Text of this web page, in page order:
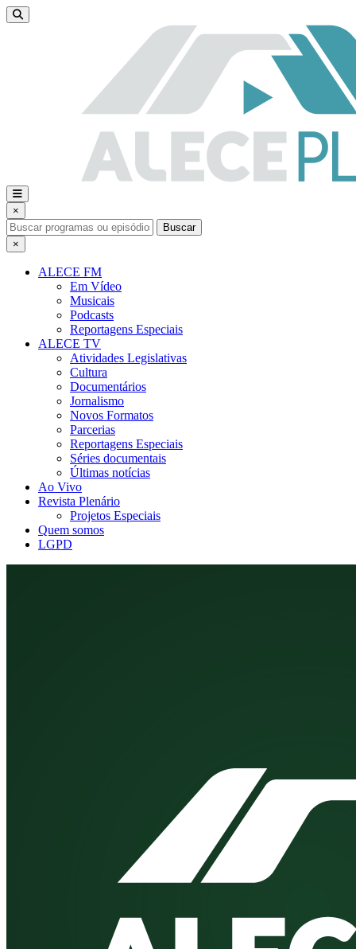
×
Buscar
×
ALECE FM
Em Vídeo
Musicais
Podcasts
Reportagens Especiais
ALECE TV
Atividades Legislativas
Cultura
Documentários
Jornalismo
Novos Formatos
Parcerias
Reportagens Especiais
Séries documentais
Últimas notícias
Ao Vivo
Revista Plenário
Projetos Especiais
Quem somos
LGPD